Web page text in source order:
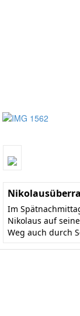
Im
Nikolaus auf
Weg auch durch